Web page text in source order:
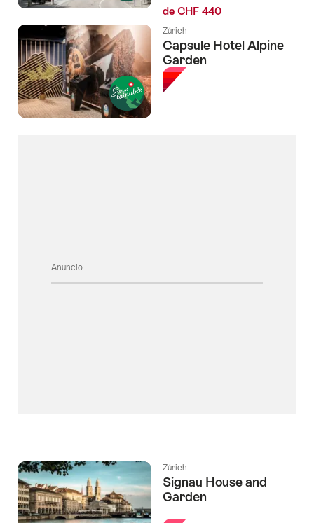
de CHF 440
Zúrich
Capsule Hotel Alpine
Garden
Anuncio
Zúrich
Signau House and
Garden